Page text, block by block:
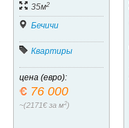
туристическом
комплексе
«Бечичи Сансет»
35м2
Бечичи
Квартиры
цена (евро):
76 000
~(2171€ за м2)